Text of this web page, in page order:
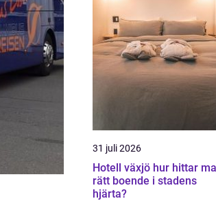
31 juli 2026
Hotell växjö hur hittar man
rätt boende i stadens
hjärta?